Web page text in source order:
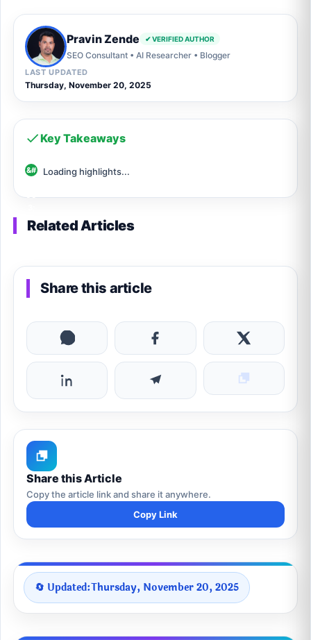
Pravin Zende ✔ VERIFIED AUTHOR
SEO Consultant • AI Researcher • Blogger
LAST UPDATED
Thursday, November 20, 2025
Key Takeaways
Loading highlights...
Related Articles
Share this article
Share this Article
Copy the article link and share it anywhere.
Copy Link
🔄 Updated:Thursday, November 20, 2025